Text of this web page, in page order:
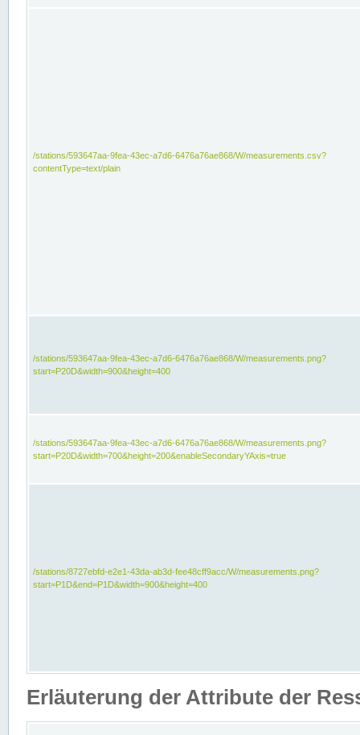
/stations/593647aa-9fea-43ec-a7d6-6476a76ae868/W/measurements.csv?
contentType=text/plain
/stations/593647aa-9fea-43ec-a7d6-6476a76ae868/W/measurements.png?
start=P20D&width=900&height=400
/stations/593647aa-9fea-43ec-a7d6-6476a76ae868/W/measurements.png?
start=P20D&width=700&height=200&enableSecondaryYAxis=true
/stations/8727ebfd-e2e1-43da-ab3d-fee48cff9acc/W/measurements.png?
start=P1D&end=P1D&width=900&height=400
Erläuterung der Attribute der